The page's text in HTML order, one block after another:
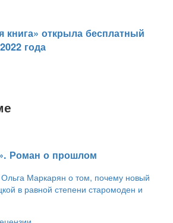
открыла бесплатный
года
Роман о прошлом
Ольга Маркарян о том, почему новый
в равной степени старомоден и